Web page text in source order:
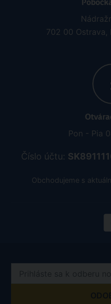
702 00 Ostrava,
Pon - Pia
Číslo účtu:
Obchodujeme s